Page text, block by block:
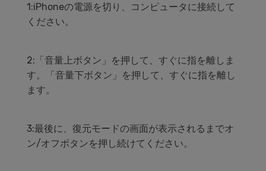
1:iPhoneの電源を切り、コンピュータに接続して
ください。
2:「音量上ボタン」を押して、すぐに指を離しま
す。「音量下ボタン」を押して、すぐに指を離し
ます。
3:最後に、復元モードの画面が表示されるまでオ
ン/オフボタンを押し続けてください。